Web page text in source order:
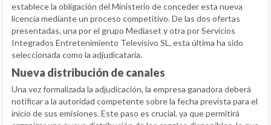
establece la obligación del Ministerio de conceder esta nueva
licencia mediante un proceso competitivo. De las dos ofertas
presentadas, una por el grupo Mediaset y otra por Servicios
Integrados Entretenimiento Televisivo SL, esta última ha sido
seleccionada como la adjudicataria.
Nueva distribución de canales
Una vez formalizada la adjudicación, la empresa ganadora deberá
notificar a la autoridad competente sobre la fecha prevista para el
inicio de sus emisiones. Este paso es crucial, ya que permitirá